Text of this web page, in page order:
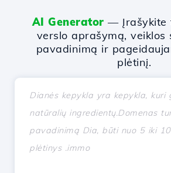
AI Generator — Įrašykite
verslo aprašymą, veiklos
pavadinimą ir
plėtinį.